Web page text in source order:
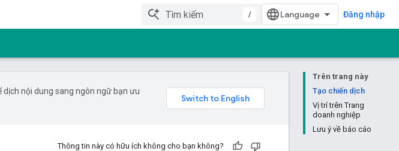
/ Đăng nhập
Trên trang này
Tạo chiến dịch
Vị trí trên Trang
doanh nghiệp
Lưu ý về báo cáo
dịch nội dung sang ngôn ngữ bạn ưu
Thông tin này có hữu ích không cho bạn không?